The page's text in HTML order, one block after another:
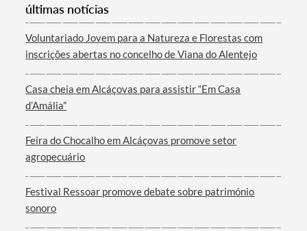
Filtros
últimas notícias
Voluntariado Jovem para a Natureza e Florestas com
inscrições abertas no concelho de Viana do Alentejo
Casa cheia em Alcáçovas para assistir “Em Casa
d’Amália”
Feira do Chocalho em Alcáçovas promove setor
agropecuário
Festival Ressoar promove debate sobre património
sonoro